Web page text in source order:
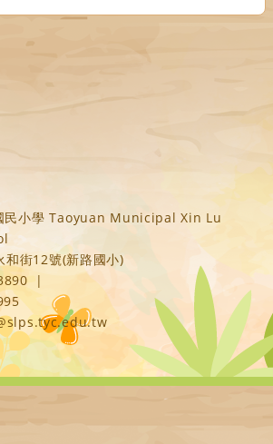
民小學 Taoyuan Municipal Xin Lu
街12號(新路國小)
|